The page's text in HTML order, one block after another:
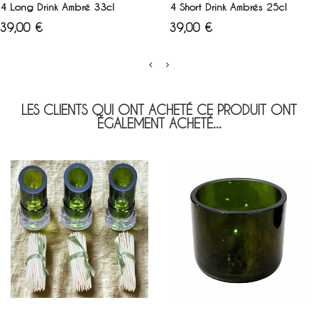
4 Long Drink Ambré 33cl
Prix
39,00 €
4 Short Drink Ambrés 25cl
Prix
39,00 €
LES CLIENTS QUI ONT ACHETÉ CE PRODUIT ONT
ÉGALEMENT ACHETÉ...
BlancVert